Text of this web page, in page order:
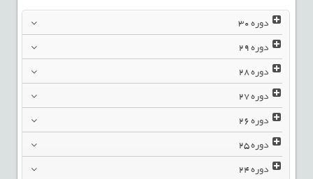
دوره30
دوره29
دوره28
دوره27
دوره26
دوره25
دوره24